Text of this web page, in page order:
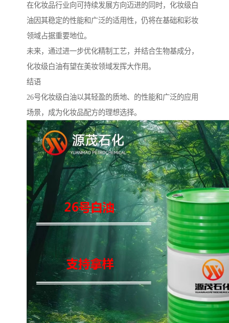
在化妆品行业向可持续发展方向迈进的同时，化妆级白
油因其稳定的性能和广泛的适用性，仍将在基础和彩妆
领域占据重要地位。
未来，通过进一步优化精制工艺，并结合生物基成分，
化妆级白油有望在美妆领域发挥大作用。
结语
26号化妆级白油以其轻盈的质地、的性能和广泛的应用
场景，成为化妆品配方的理想选择。